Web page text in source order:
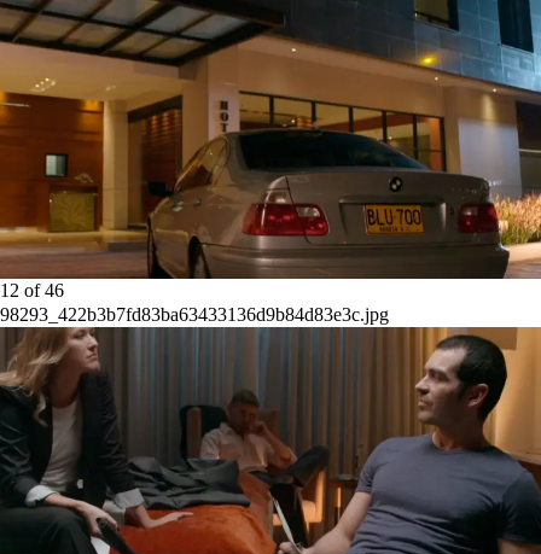
12 of46
98293_422b3b7fd83ba63433136d9b84d83e3c.jpg